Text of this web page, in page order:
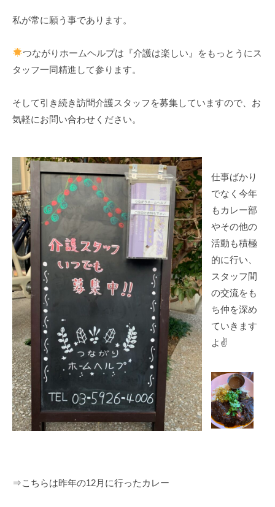
私が常に願う事であります。
つながりホームヘルプは『介護は楽しい』をもっとうにス
タッフ一同精進して参ります。
そして引き続き訪問介護スタッフを募集していますので、お
気軽にお問い合わせください。
仕事ばかり
でなく今年
もカレー部
やその他の
活動も積極
的に行い、
スタッフ間
の交流をも
ち仲を深め
ていきます
よ✌
⇒こちらは昨年の12月に行ったカレー